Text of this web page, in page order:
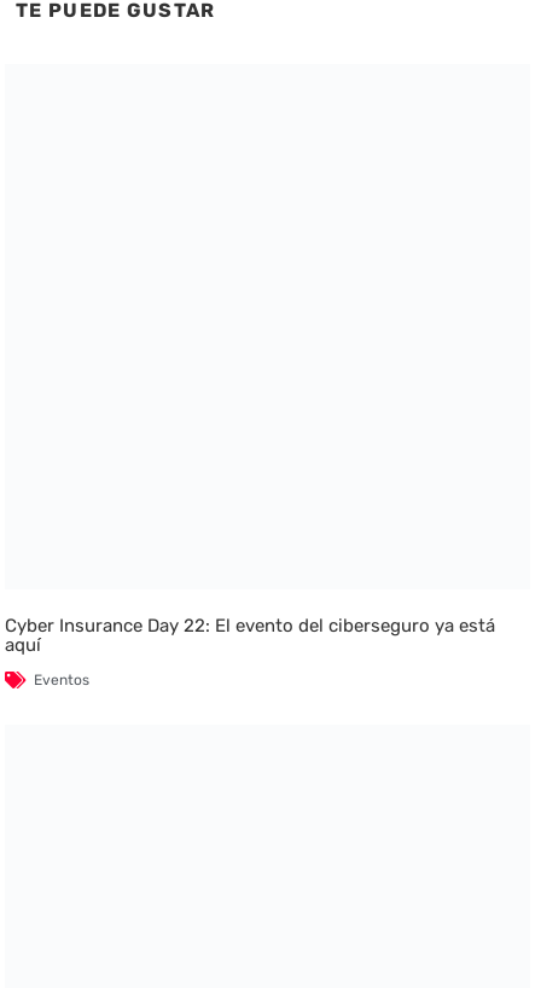
TE PUEDE GUSTAR
Cyber Insurance Day 22: El evento del ciberseguro ya está
aquí
Eventos